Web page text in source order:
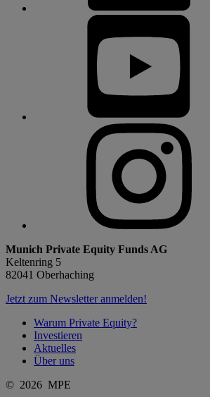
Munich Private Equity Funds AG
Keltenring 5
82041 Oberhaching
Jetzt zum Newsletter anmelden!
Warum Private Equity?
Investieren
Aktuelles
Über uns
© 2026 MPE